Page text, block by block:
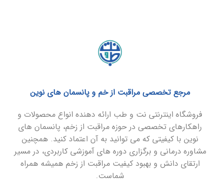
مرجع تخصصی مراقبت از خم و پانسمان های نوین
فروشگاه اینترنتی نت و طب ارائه دهنده انواع محصولات و
راهکارهای تخصصی در حوزه مراقبت از زخم، پانسمان های
نوین با کیفیتی که می توانید به آن اعتماد کنید. همچنین
مشاوره درمانی و برگزاری دوره های آموزشی کاربردی، در مسیر
ارتقای دانش و بهبود کیفیت مراقبت از زخم همیشه همراه
شماست.